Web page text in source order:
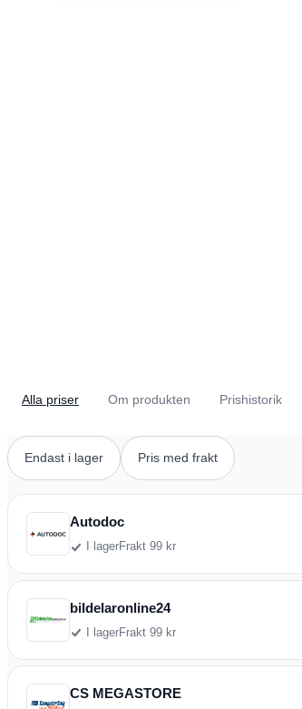
Alla priser Om produkten Prishistorik
Endast i lager Pris med frakt
Autodoc
I lagerFrakt 99 kr
bildelaronline24
I lagerFrakt 99 kr
CS MEGASTORE